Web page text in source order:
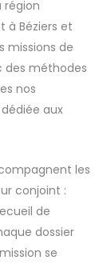
région
à Béziers et
missions de
des méthodes
nos
aux
les
conjoint :
de
dossier
se